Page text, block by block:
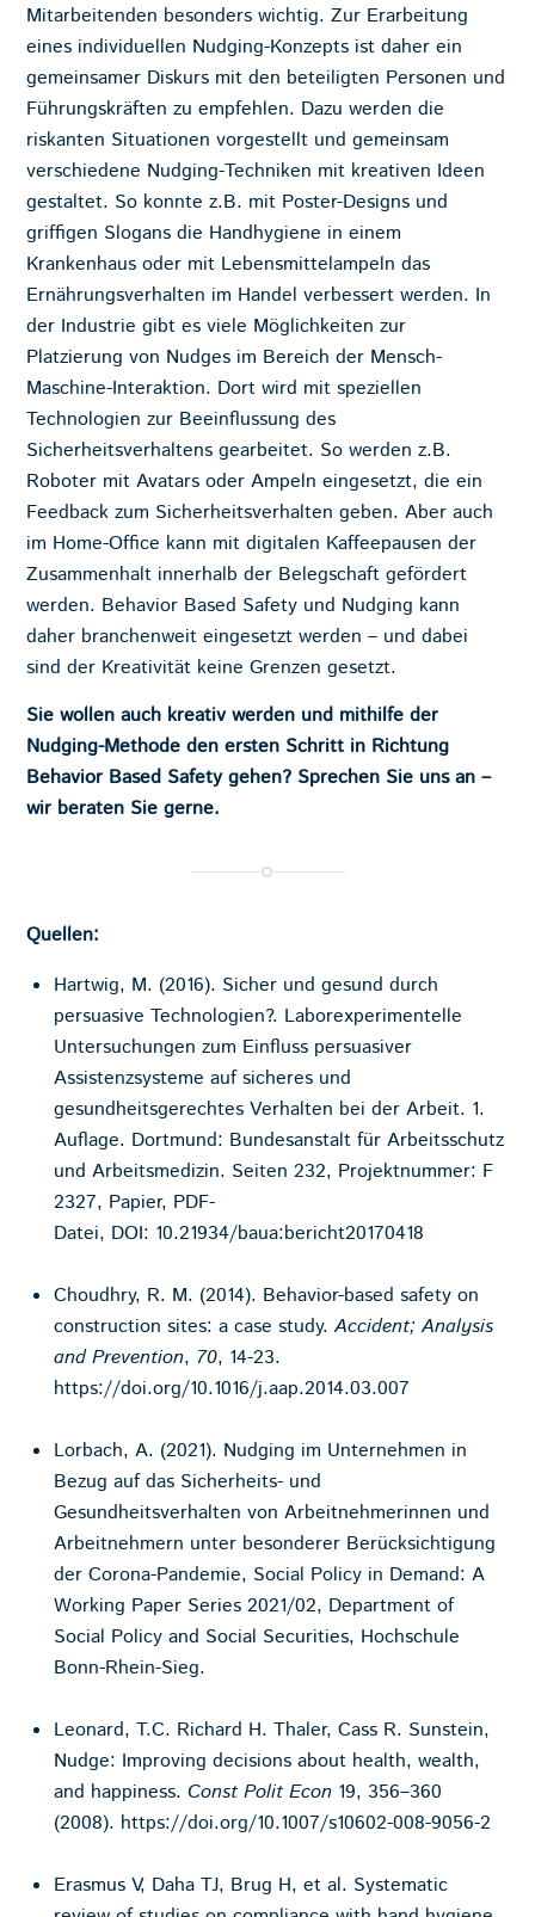
Mitarbeitenden besonders wichtig. Zur Erarbeitung
eines individuellen Nudging-Konzepts ist daher ein
gemeinsamer Diskurs mit den beteiligten Personen und
Führungskräften zu empfehlen. Dazu werden die
riskanten Situationen vorgestellt und gemeinsam
verschiedene Nudging-Techniken mit kreativen Ideen
gestaltet. So konnte z.B. mit Poster-Designs und
griffigen Slogans die Handhygiene in einem
Krankenhaus oder mit Lebensmittelampeln das
Ernährungsverhalten im Handel verbessert werden. In
der Industrie gibt es viele Möglichkeiten zur
Platzierung von Nudges im Bereich der Mensch-
Maschine-Interaktion. Dort wird mit speziellen
Technologien zur Beeinflussung des
Sicherheitsverhaltens gearbeitet. So werden z.B.
Roboter mit Avatars oder Ampeln eingesetzt, die ein
Feedback zum Sicherheitsverhalten geben. Aber auch
im Home-Office kann mit digitalen Kaffeepausen der
Zusammenhalt innerhalb der Belegschaft gefördert
werden. Behavior Based Safety und Nudging kann
daher branchenweit eingesetzt werden – und dabei
sind der Kreativität keine Grenzen gesetzt.
Sie wollen auch kreativ werden und mithilfe der
Nudging-Methode den ersten Schritt in Richtung
Behavior Based Safety gehen? Sprechen Sie uns an –
wir beraten Sie gerne.
Quellen:
Hartwig, M. (2016). Sicher und gesund durch
persuasive Technologien?. Laborexperimentelle
Untersuchungen zum Einfluss persuasiver
Assistenzsysteme auf sicheres und
gesundheitsgerechtes Verhalten bei der Arbeit. 1.
Auflage. Dortmund: Bundesanstalt für Arbeitsschutz
und Arbeitsmedizin. Seiten 232, Projektnummer: F
2327, Papier, PDF-
Datei, DOI: 10.21934/baua:bericht20170418
Choudhry, R. M. (2014). Behavior-based safety on
construction sites: a case study.Accident; Analysis
and Prevention, 70, 14-23.
https://doi.org/10.1016/j.aap.2014.03.007
Lorbach, A. (2021). Nudging im Unternehmen in
Bezug auf das Sicherheits- und
Gesundheitsverhalten von Arbeitnehmerinnen und
Arbeitnehmern unter besonderer Berücksichtigung
der Corona-Pandemie, Social Policy in Demand: A
Working Paper Series 2021/02, Department of
Social Policy and Social Securities, Hochschule
Bonn-Rhein-Sieg.
Leonard, T.C. Richard H. Thaler, Cass R. Sunstein,
Nudge: Improving decisions about health, wealth,
and happiness.Const Polit Econ 19, 356–360
(2008). https://doi.org/10.1007/s10602-008-9056-2
Erasmus V, Daha TJ, Brug H, et al. Systematic